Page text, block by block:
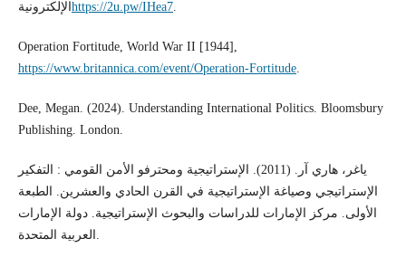
الإلكترونية https://2u.pw/IHea7.
Operation Fortitude, World War II [1944],
https://www.britannica.com/event/Operation-Fortitude.
Dee, Megan. (2024). Understanding International Politics. Bloomsbury
Publishing. London.
ياغر، هاري آر. (2011). الإستراتيجية ومحترفو الأمن القومي : التفكير
الإستراتيجي وصياغة الإستراتيجية في القرن الحادي والعشرين. الطبعة
الأولى. مركز الإمارات للدراسات والبحوث الإستراتيجية. دولة الإمارات
العربية المتحدة.